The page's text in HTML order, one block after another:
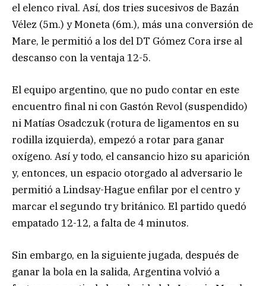
el elenco rival. Así, dos tries sucesivos de Bazán
Vélez (5m.) y Moneta (6m.), más una conversión de
Mare, le permitió a los del DT Gómez Cora irse al
descanso con la ventaja 12-5.
El equipo argentino, que no pudo contar en este
encuentro final ni con Gastón Revol (suspendido)
ni Matías Osadczuk (rotura de ligamentos en su
rodilla izquierda), empezó a rotar para ganar
oxígeno. Así y todo, el cansancio hizo su aparición
y, entonces, un espacio otorgado al adversario le
permitió a Lindsay-Hague enfilar por el centro y
marcar el segundo try británico. El partido quedó
empatado 12-12, a falta de 4 minutos.
Sin embargo, en la siguiente jugada, después de
ganar la bola en la salida, Argentina volvió a